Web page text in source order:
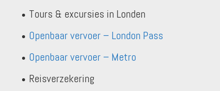
Tours & excursies in Londen
Openbaar vervoer – London Pass
Openbaar vervoer – Metro
Reisverzekering